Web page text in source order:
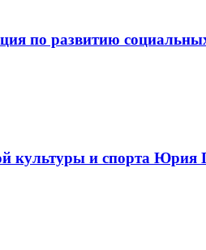
по развитию
культуры и спорта Юрия